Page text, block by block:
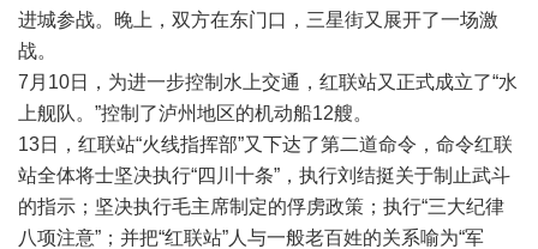
进城参战。晚上，双方在东门口，三星街又展开了一场激
战。
7月10日，为进一步控制水上交通，红联站又正式成立了“水
上舰队。”控制了泸州地区的机动船12艘。
13日，红联站“火线指挥部”又下达了第二道命令，命令红联
站全体将士坚决执行“四川十条”，执行刘结挺关于制止武斗
的指示；坚决执行毛主席制定的俘虏政策；执行“三大纪律
八项注意”；并把“红联站”人与一般老百姓的关系喻为“军